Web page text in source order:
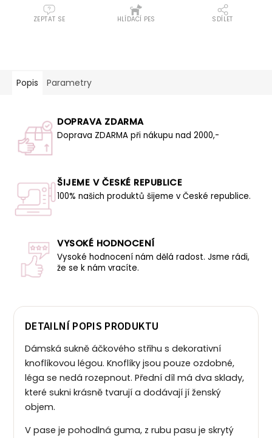
ZEPTAT SE HLÍDACÍ PES SDÍLET
Popis Parametry
DOPRAVA ZDARMA
Doprava ZDARMA při nákupu nad 2000,-
ŠIJEME V ČESKÉ REPUBLICE
100% našich produktů šijeme v České republice.
VYSOKÉ HODNOCENÍ
Vysoké hodnocení nám dělá radost. Jsme rádi,
že se k nám vracíte.
DETAILNÍ POPIS PRODUKTU
Dámská sukně áčkového střihu s dekorativní
knoflíkovou légou. Knoflíky jsou pouze ozdobné,
léga se nedá rozepnout. Přední díl má dva sklady,
které sukni krásně tvarují a dodávají jí ženský
objem.
V pase je pohodlná guma, z rubu pasu je skrytý